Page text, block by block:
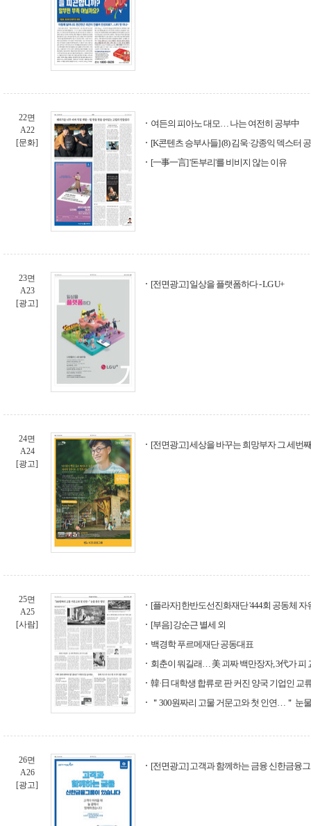
22면
A22
[문화]
여든의 피아노 대모… 나는 여전히 공부中
[K콘텐츠 승부사들] (8) 김욱·강종익 덱스터
[一事一言] '돈부리'를 비비지 않는 이유
23면
A23
[광고]
[전면광고] 일상을 플랫폼하다 - LG U+
24면
A24
[광고]
[전면광고] 세상을 바꾸는 희망부자 그 세번
25면
A25
[사람]
[플라자] 한반도선진화재단 '444회 공동체 자
[부음] 강순근 별세 외
백경학 푸르메재단 공동대표
회춘이 뭐길래… 美 괴짜 백만장자, 3代가 피
韓·日 대학생 합류로 판 커진 양국 기업인 교
＂300원짜리 고물 거문고와 첫 인연…＂ 눈
26면
A26
[광고]
[전면광고] 고객과 함께하는 금융 신한금융